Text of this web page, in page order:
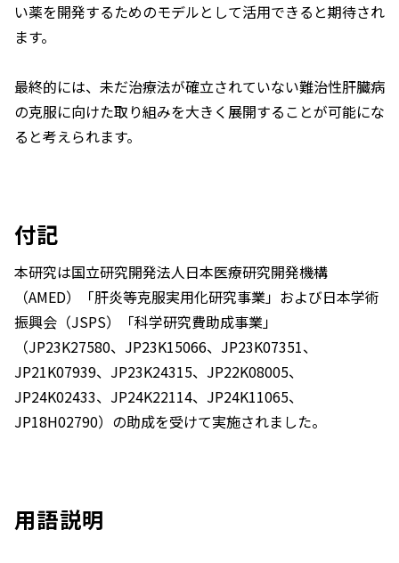
い薬を開発するためのモデルとして活用できると期待され
ます。
最終的には、未だ治療法が確立されていない難治性肝臓病
の克服に向けた取り組みを大きく展開することが可能にな
ると考えられます。
付記
本研究は国立研究開発法人日本医療研究開発機構
（AMED）「肝炎等克服実用化研究事業」および日本学術
振興会（JSPS）「科学研究費助成事業」
（JP23K27580、JP23K15066、JP23K07351、
JP21K07939、JP23K24315、JP22K08005、
JP24K02433、JP24K22114、JP24K11065、
JP18H02790）の助成を受けて実施されました。
用語説明